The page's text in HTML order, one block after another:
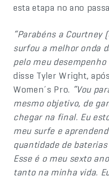
esta etapa no ano
“Parabéns a Courtney
surfou a melhor onda
pelo meu
disse Tyler Wright,
Women´s Pro. “Vou
mesmo objetivo, de
chegar na final. Eu
meu surfe e
quantidade de
Esse é o meu sexto
tanto na minha vida.